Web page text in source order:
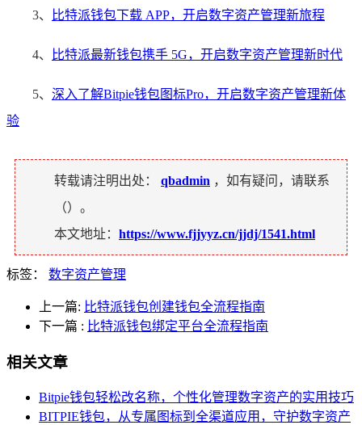
3、 比特派钱包下载 APP，开启数字资产管理新旅程
4、 比特派最新钱包携手 5G，开启数字资产管理新时代
5、 深入了解Bitpie钱包图标Pro，开启数字资产管理新体
验
转载请注明出处： qbadmin ，如有疑问，请联系
（）。
本文地址： https://www.fjjyyz.cn/jjdj/1541.html
标签： 数字资产管理
上一篇: 比特派钱包创建钱包全流程指南
下一篇 : 比特派钱包绑定平台全流程指南
相关文章
Bitpie钱包轻松改名称，个性化管理数字资产的实用技巧
BITPIE钱包，从专属图标到全渠道应用，守护数字资产